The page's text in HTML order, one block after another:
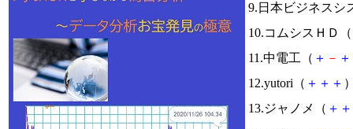
9.日本ビジネスシ
10.コムシスＨＤ（
11.中電工（ ＋ － ＋
12.yutori（ ＋ ＋ ＋
13.ジャノメ（ ＋ ＋